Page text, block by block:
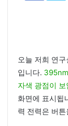
오늘 저희 연
입니다.
자색 광점이 보
화면에 표시됩
력 전력은 버